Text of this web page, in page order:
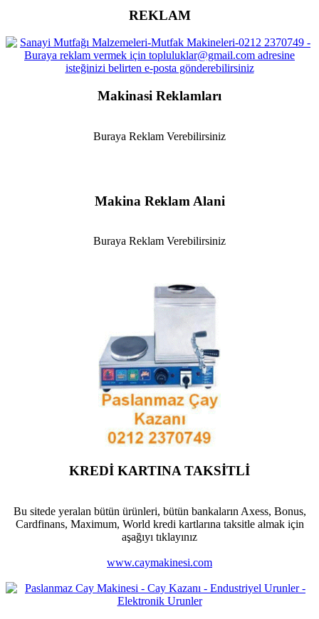
REKLAM
Makinasi Reklamları
Buraya Reklam Verebilirsiniz
Makina Reklam Alani
Buraya Reklam Verebilirsiniz
KREDİ KARTINA TAKSİTLİ
Bu sitede yeralan bütün ürünleri, bütün bankaların Axess, Bonus,
Cardfinans, Maximum, World kredi kartlarına taksitle almak için
aşağıyı tıklayınız
www.caymakinesi.com